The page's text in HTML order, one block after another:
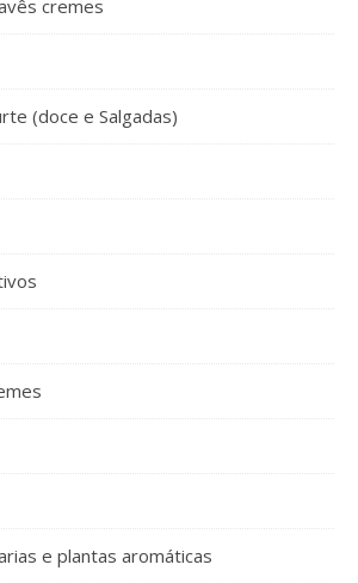
cremes
(doce e Salgadas)
e plantas aromáticas